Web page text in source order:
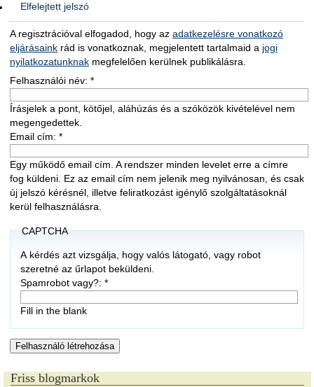
Elfelejtett jelszó
A regisztrációval elfogadod, hogy az adatkezelésre vonatkozó
eljárásaink rád is vonatkoznak, megjelentett tartalmaid a jogi
nyilatkozatunknak megfelelően kerülnek publikálásra.
Felhasználói név: *
Írásjelek a pont, kötőjel, aláhúzás és a szóközök kivételével nem
megengedettek.
Email cím: *
Egy működő email cím. A rendszer minden levelet erre a címre
fog küldeni. Ez az email cím nem jelenik meg nyilvánosan, és csak
új jelszó kérésnél, illetve feliratkozást igénylő szolgáltatásoknál
kerül felhasználásra.
CAPTCHA
A kérdés azt vizsgálja, hogy valós látogató, vagy robot
szeretné az űrlapot beküldeni.
Spamrobot vagy?:*
Fill in the blank
Friss blogmarkok